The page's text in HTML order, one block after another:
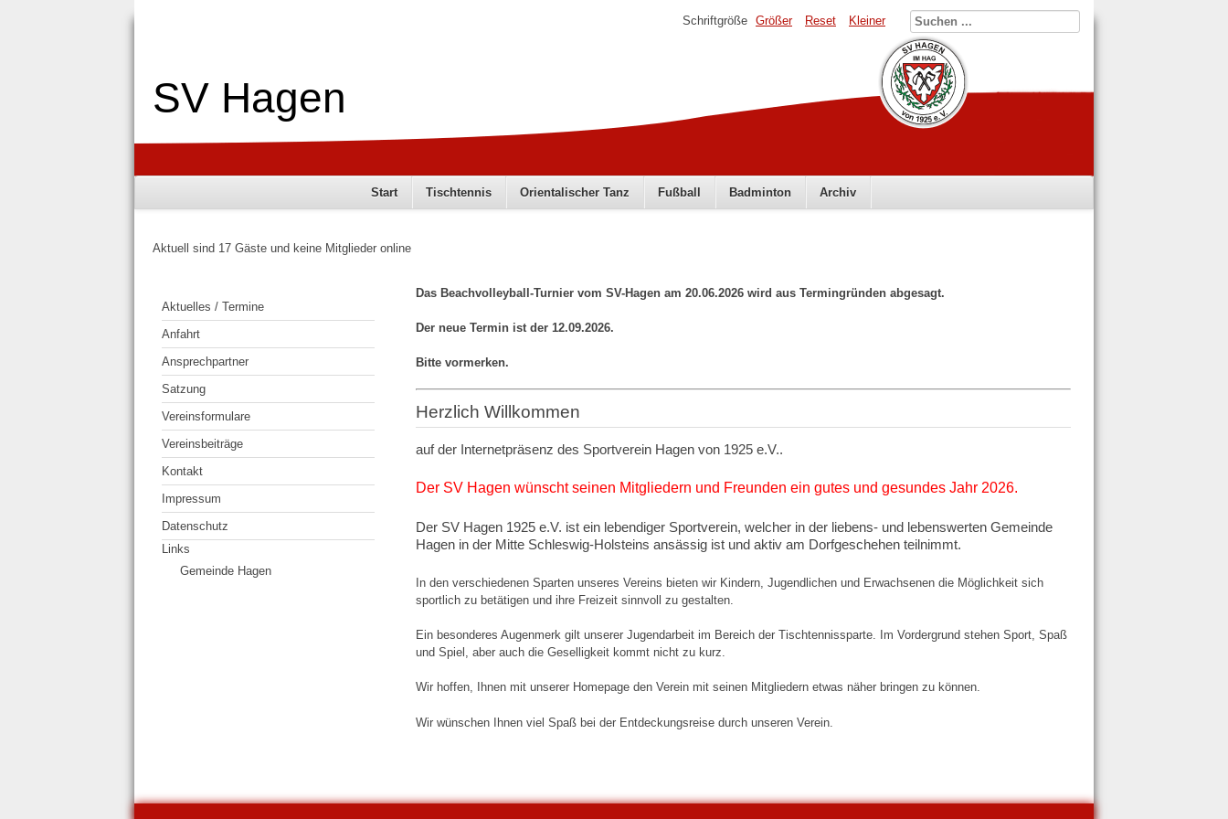
SV Hagen
Start Tischtennis Orientalischer Tanz Fußball Badminton Archiv
Schriftgröße Größer Reset Kleiner
Aktuell sind 17 Gäste und keine Mitglieder online
Aktuelles / Termine
Anfahrt
Ansprechpartner
Satzung
Vereinsformulare
Vereinsbeiträge
Kontakt
Impressum
Datenschutz
Links
Gemeinde Hagen
Das Beachvolleyball-Turnier vom SV-Hagen am 20.06.2026 wird aus Termingründen abgesagt.
Der neue Termin ist der 12.09.2026.
Bitte vormerken.
Herzlich Willkommen
auf der Internetpräsenz des Sportverein Hagen von 1925 e.V..
Der SV Hagen wünscht seinen Mitgliedern und Freunden ein gutes und gesundes Jahr 2026.
Der SV Hagen 1925 e.V. ist ein lebendiger Sportverein, welcher in der liebens- und lebenswerten Gemeinde
Hagen in der Mitte Schleswig-Holsteins ansässig ist und aktiv am Dorfgeschehen teilnimmt.
In den verschiedenen Sparten unseres Vereins bieten wir Kindern, Jugendlichen und Erwachsenen die Möglichkeit sich
sportlich zu betätigen und ihre Freizeit sinnvoll zu gestalten.
Ein besonderes Augenmerk gilt unserer Jugendarbeit im Bereich der Tischtennissparte. Im Vordergrund stehen Sport, Spaß
und Spiel, aber auch die Geselligkeit kommt nicht zu kurz.
Wir hoffen, Ihnen mit unserer Homepage den Verein mit seinen Mitgliedern etwas näher bringen zu können.
Wir wünschen Ihnen viel Spaß bei der Entdeckungsreise durch unseren Verein.